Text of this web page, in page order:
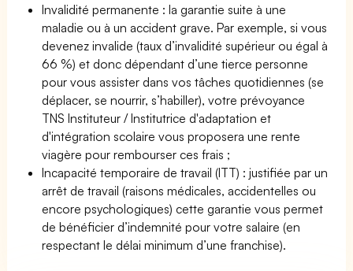
Invalidité permanente : la garantie suite à une
maladie ou à un accident grave. Par exemple, si vous
devenez invalide (taux d’invalidité supérieur ou égal à
66 %) et donc dépendant d’une tierce personne
pour vous assister dans vos tâches quotidiennes (se
déplacer, se nourrir, s’habiller), votre prévoyance
TNS Instituteur / Institutrice d'adaptation et
d'intégration scolaire vous proposera une rente
viagère pour rembourser ces frais ;
Incapacité temporaire de travail (ITT) : justifiée par un
arrêt de travail (raisons médicales, accidentelles ou
encore psychologiques) cette garantie vous permet
de bénéficier d’indemnité pour votre salaire (en
respectant le délai minimum d’une franchise).